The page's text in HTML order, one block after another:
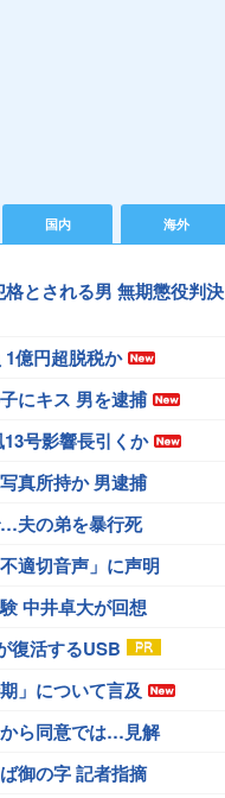
国内 海外
格とされる男 無期懲役判決
億円超脱税か
にキス 男を逮捕
号影響長引くか
真所持か 男逮捕
夫の弟を暴行死
適切音声」に声明
中井卓大が回想
復活するUSB
」について言及
ら同意では…見解
御の字 記者指摘